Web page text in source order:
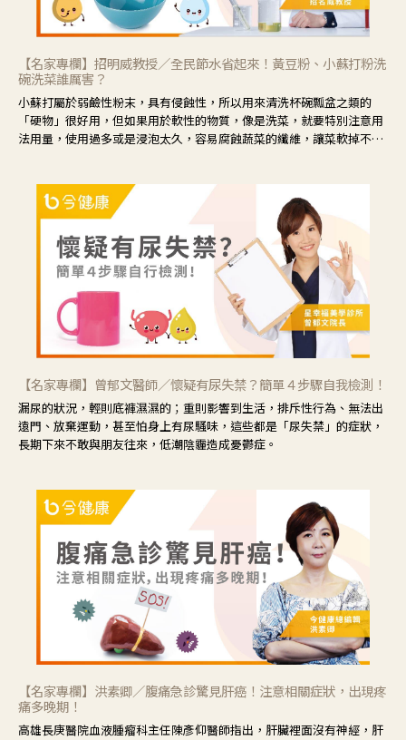
【名家專欄】招明威教授／全民節水省起來！黃豆粉、小蘇打粉洗
碗洗菜誰厲害？
小蘇打屬於弱鹼性粉末，具有侵蝕性，所以用來清洗杯碗瓢盆之類的
「硬物」很好用，但如果用於軟性的物質，像是洗菜，就要特別注意用
法用量，使用過多或是浸泡太久，容易腐蝕蔬菜的纖維，讓菜軟掉不清
【名家專欄】曾郁文醫師／懷疑有尿失禁？簡單４步驟自我檢測！
漏尿的狀況，輕則底褲濕濕的；重則影響到生活，排斥性行為、無法出
遠門、放棄運動，甚至怕身上有尿騷味，這些都是「尿失禁」的症狀，
長期下來不敢與朋友往來，低潮陰霾造成憂鬱症。
【名家專欄】洪素卿／腹痛急診驚見肝癌！注意相關症狀，出現疼
痛多晚期！
高雄長庚醫院血液腫瘤科主任陳彥仰醫師指出，肝臟裡面沒有神經，肝